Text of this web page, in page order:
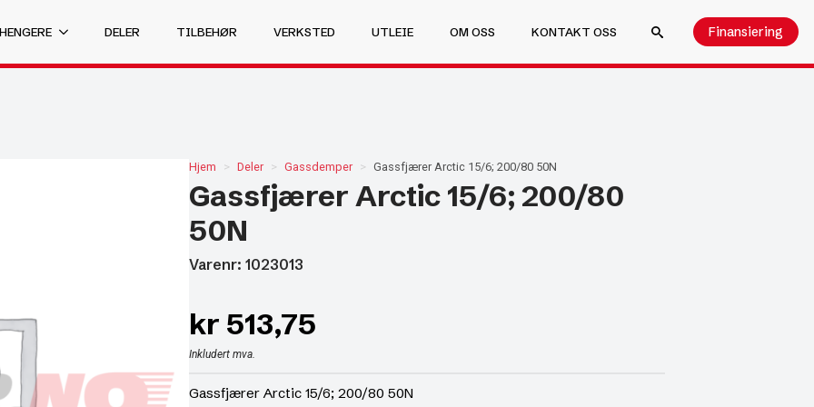
DELER TILBEHØR VERKSTED UTLEIE OM OSS
KONTAKT OSS
Finansiering
Hjem Deler Gassdemper Gassfjærer Arctic 15/6; 200/80 50N
Gassfjærer Arctic 15/6; 200/80
50N
Varenr: 1023013
kr 513,75
Inkludert mva.
Gassfjærer Arctic 15/6; 200/80 50N